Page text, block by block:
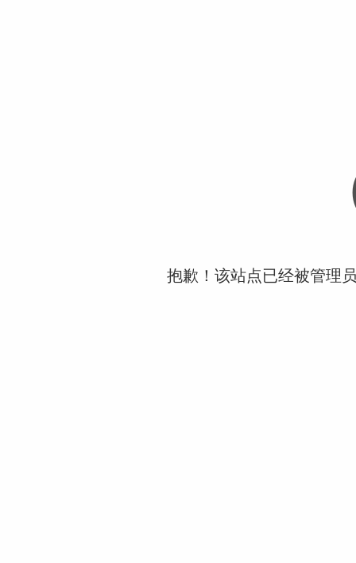
抱歉！该站点已经被管理